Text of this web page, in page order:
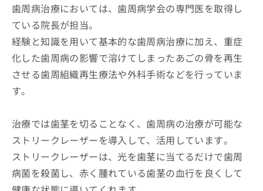
歯周病治療においては、歯周病学会の専門医を取得し
ている院長が担当。
経験と知識を用いて基本的な歯周病治療に加え、重症
化した歯周病の影響で溶けてしまったあごの骨を再生
させる歯周組織再生療法や外科手術などを行っていま
す。
治療では歯茎を切ることなく、歯周病の治療が可能な
ストリークレーザーを導入して、活用しています。
ストリークレーザーは、光を歯茎に当てるだけで歯周
病菌を殺菌し、赤く腫れている歯茎の血行を良くして